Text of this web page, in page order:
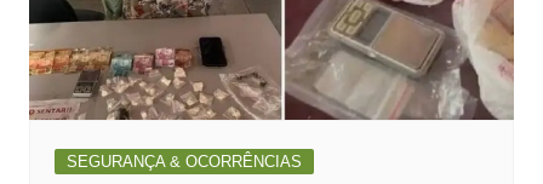
SEGURANÇA & OCORRÊNCIAS